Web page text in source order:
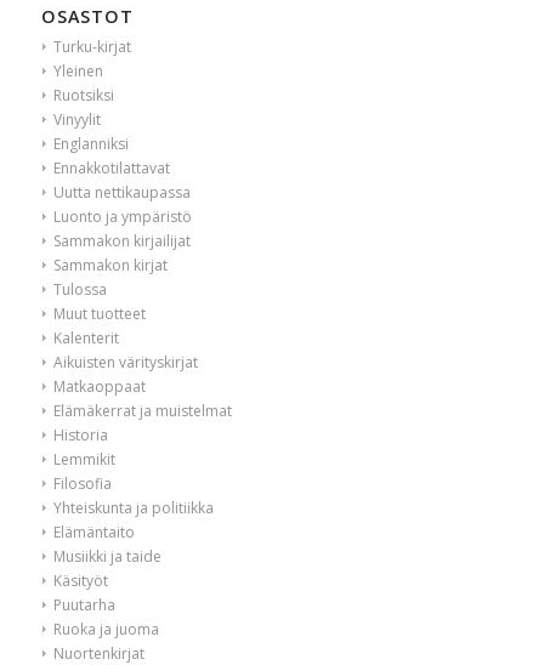
OSASTOT
Turku-kirjat
Yleinen
Ruotsiksi
Vinyylit
Englanniksi
Ennakkotilattavat
Uutta nettikaupassa
Luonto ja ympäristö
Sammakon kirjailijat
Sammakon kirjat
Tulossa
Muut tuotteet
Kalenterit
Aikuisten värityskirjat
Matkaoppaat
Elämäkerrat ja muistelmat
Historia
Lemmikit
Filosofia
Yhteiskunta ja politiikka
Elämäntaito
Musiikki ja taide
Käsityöt
Puutarha
Ruoka ja juoma
Nuortenkirjat